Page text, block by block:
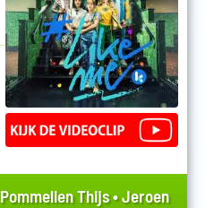
Pommelien Thijs•Jeroen